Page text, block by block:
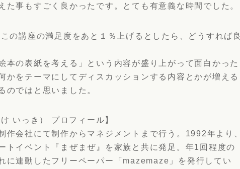
た事もすごく良かったです。とても有意義な時間でした。
この講座の満足度をあと１％上げるとしたら、どうすれば良
本の表紙を考える」という内容が盛り上がって面白かった
かをテーマにしてディスカッションする内容とかが増える
のではと思いました。
いっき） プロフィール】
作会社にて制作からマネジメントまで行う。1992年より、
トイベント『まぜまぜ』を家族と共に発足。年1回程度の
に連動したフリーペーパー「mazemaze」を発行してい